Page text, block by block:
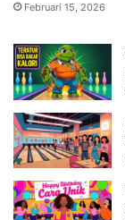
Februari 15, 2026